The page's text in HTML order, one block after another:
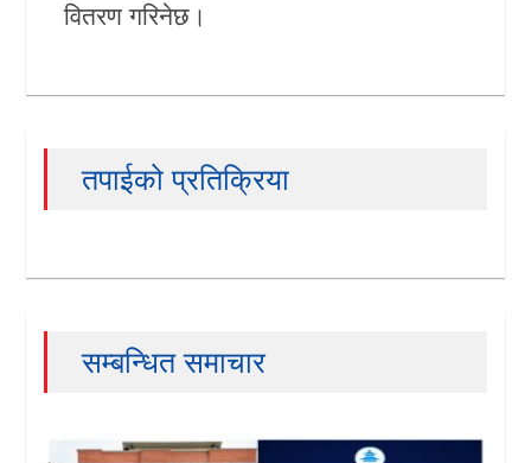
वितरण गरिनेछ।
तपाईको प्रतिक्रिया
सम्बन्धित समाचार